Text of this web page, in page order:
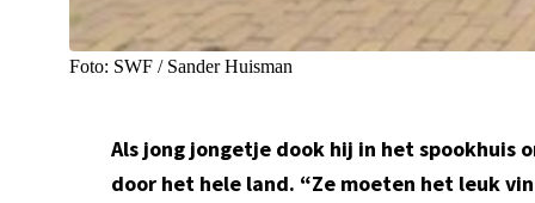
Foto: SWF / Sander Huisman
Als jong jongetje dook hij in het spookhuis
door het hele land. “Ze moeten het leuk